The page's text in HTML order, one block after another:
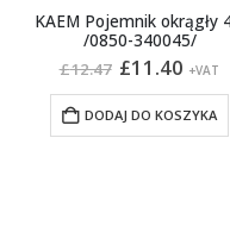
KAEM Pojemnik okrągły
/0850-340045/
£ 12.47 Pierwotna
cena
wynosiła:
£12.47.
£11.40
cena
+VAT